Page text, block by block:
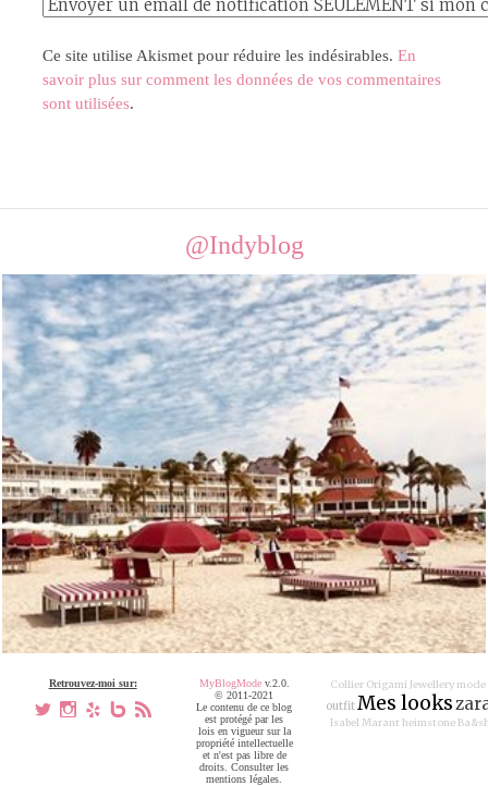
Ce site utilise Akismet pour réduire les indésirables. En
savoir plus sur comment les données de vos commentaires
sont utilisées.
@Indyblog
Retrouvez-moi sur:
a x h V ,
Collier Origami Jewellerymode
outfitMes looks
Isabel Marant heimstone
MyBlogModev.2.0.
© 2011-2021
Le contenu de ce blog
est protégé par les
lois en vigueur sur la
propriété intellectuelle
et n'est pas libre de
droits. Consulter les
mentions légales.